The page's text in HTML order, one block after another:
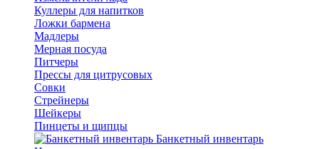
Куллеры для напитков
Ложки бармена
Мадлеры
Мерная посуда
Питчеры
Прессы для цитрусовых
Совки
Стрейнеры
Шейкеры
Пинцеты и щипцы
Банкетный инвентарь